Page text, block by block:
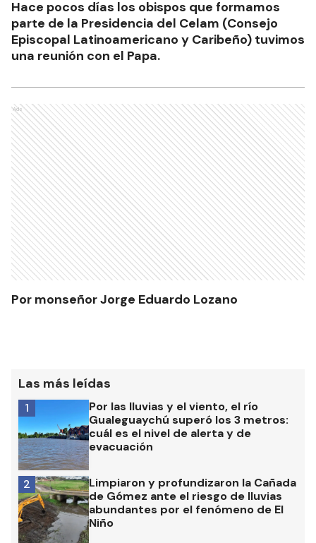
Hace pocos días los obispos que formamos
parte de la Presidencia del Celam (Consejo
Episcopal Latinoamericano y Caribeño) tuvimos
una reunión con el Papa.
Ads
Por monseñor Jorge Eduardo Lozano
Las más leídas
Por las lluvias y el viento, el río
Gualeguaychú superó los 3 metros:
cuál es el nivel de alerta y de
evacuación
1
Limpiaron y profundizaron la Cañada
de Gómez ante el riesgo de lluvias
abundantes por el fenómeno de El
Niño
2